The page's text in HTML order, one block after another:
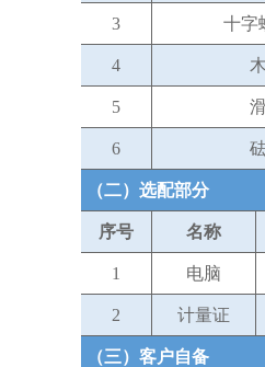
3 十字
4
5
6
（二）选配部分
序号 名称
1 电脑
2 计量证
（三）客户自备